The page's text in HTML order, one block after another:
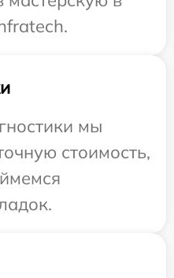
мы
стоимость,